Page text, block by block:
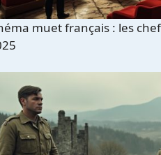
muet français : les